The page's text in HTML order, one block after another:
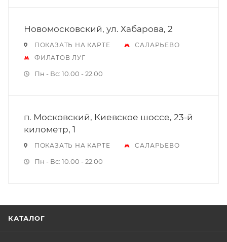
Новомосковский, ул. Хабарова, 2
ПОКАЗАТЬ НА КАРТЕ
САЛАРЬЕВО
ФИЛАТОВ ЛУГ
Пн - Вс: 10.00 - 22.00
п. Московский, Киевское шоссе, 23-й
километр, 1
ПОКАЗАТЬ НА КАРТЕ САЛАРЬЕВО
Пн - Вс: 10.00 - 22.00
КАТАЛОГ